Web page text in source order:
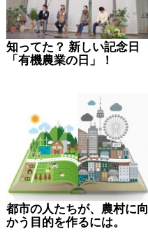
知ってた？ 新しい記念日
「有機農業の日」！
都市の人たちが、農村に向
かう目的を作るには。